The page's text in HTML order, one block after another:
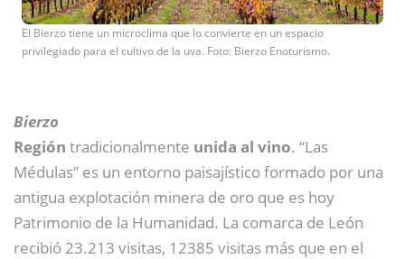
El Bierzo tiene un microclima que lo convierte en un espacio
privilegiado para el cultivo de la uva. Foto: Bierzo Enoturismo.
Bierzo
Región tradicionalmente unida al vino. “Las
Médulas” es un entorno paisajístico formado por una
antigua explotación minera de oro que es hoy
Patrimonio de la Humanidad. La comarca de León
recibió 23.213 visitas, 12385 visitas más que en el